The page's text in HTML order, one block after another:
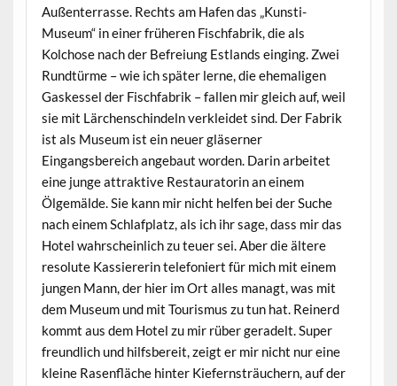
Außenterrasse. Rechts am Hafen das „Kunsti-
Museum“ in einer früheren Fischfabrik, die als
Kolchose nach der Befreiung Estlands einging. Zwei
Rundtürme – wie ich später lerne, die ehemaligen
Gaskessel der Fischfabrik – fallen mir gleich auf, weil
sie mit Lärchenschindeln verkleidet sind. Der Fabrik
ist als Museum ist ein neuer gläserner
Eingangsbereich angebaut worden. Darin arbeitet
eine junge attraktive Restauratorin an einem
Ölgemälde. Sie kann mir nicht helfen bei der Suche
nach einem Schlafplatz, als ich ihr sage, dass mir das
Hotel wahrscheinlich zu teuer sei. Aber die ältere
resolute Kassiererin telefoniert für mich mit einem
jungen Mann, der hier im Ort alles managt, was mit
dem Museum und mit Tourismus zu tun hat. Reinerd
kommt aus dem Hotel zu mir rüber geradelt. Super
freundlich und hilfsbereit, zeigt er mir nicht nur eine
kleine Rasenfläche hinter Kiefernsträuchern, auf der